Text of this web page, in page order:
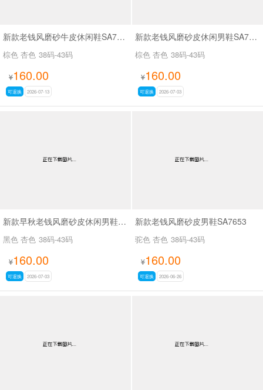
新款老钱风磨砂牛皮休闲鞋SA7652
棕色 杏色 38码-43码
¥160.00
可退换 2026-07-13
新款老钱风磨砂皮休闲男鞋SA7651
棕色 杏色 38码-43码
¥160.00
可退换 2026-07-03
新款早秋老钱风磨砂皮休闲男鞋SA7655
黑色 杏色 38码-43码
¥160.00
可退换 2026-07-03
新款老钱风磨砂皮男鞋SA7653
驼色 杏色 38码-43码
¥160.00
可退换 2026-06-26